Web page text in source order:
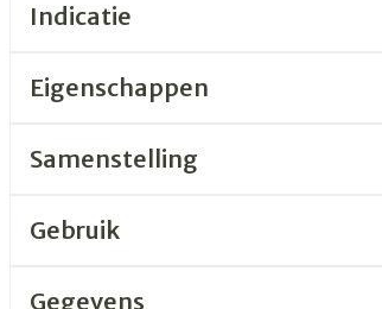
Indicatie
Eigenschappen
Samenstelling
Gebruik
Gegevens